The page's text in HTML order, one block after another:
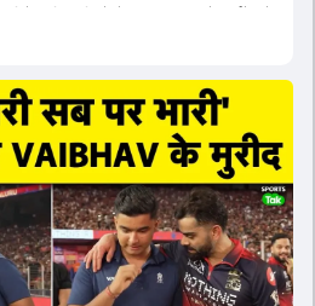
खिलाड़ियों से ज्यादा रहा। पूरे टूर्नामेंट में
200 से ज्यादा का स्कोर बनाया, जो एक
प्लेयर का खिताब जीता। इसके अलावा पंजाब
का पीछा करने वाली टीमों की सफलता
है।